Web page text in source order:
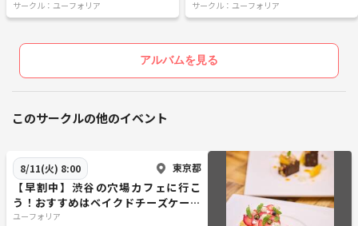
サークル：ユーフォリア サークル：ユーフォリア
アルバムを見る
このサークルの他のイベント
8/11(火) 8:00 東京都
【早割中】渋谷の穴場カフェに行こ
う！おすすめはベイクドチーズケーキ
です😺😺
ユーフォリア